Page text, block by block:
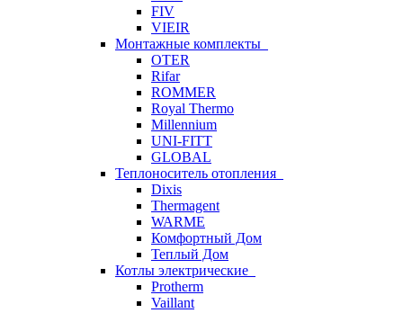
FIV
VIEIR
Монтажные комплекты
OTER
Rifar
ROMMER
Royal Thermo
Millennium
UNI-FITT
GLOBAL
Теплоноситель отопления
Dixis
Thermagent
WARME
Комфортный Дом
Теплый Дом
Котлы электрические
Protherm
Vaillant